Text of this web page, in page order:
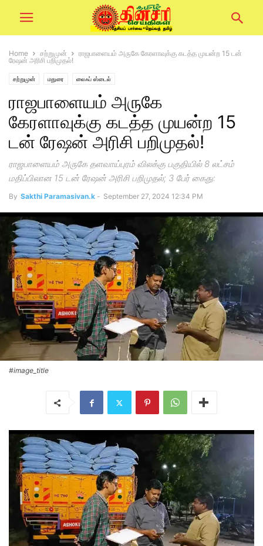
Home சற்றுமுன்
ராஜபாளையம் அருகே கேரளாவுக்கு கடத்த முயன்ற 15 டன்
ரேஷன் அரிசி பறிமுதல்!
சற்றுமுன் மதுரை லைஃப் ஸ்டைல்
ராஜபாளையம் அருகே
கேரளாவுக்கு கடத்த முயன்ற 15
டன் ரேஷன் அரிசி பறிமுதல்!
ராஜபாளையம் அருகே தளவாய்புரம் விலக்கு பகுதியில் 8 லட்சம்
மதிப்பிலான 15 டன் ரேஷன் அரிசி பறிமுதல்; 3 பேர் கைது:
By Sakthi Paramasivan.k - September 27, 2024 12:34 PM
#image_title